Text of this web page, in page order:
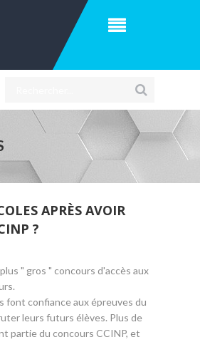
APRÈS AVOIR
?
" gros " concours d'accès aux
font confiance aux épreuves du
leurs futurs élèves. Plus de
partie du concours CCINP, et